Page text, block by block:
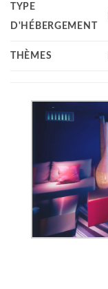
TYPE
D'HÉBERGEMENT
THÈMES